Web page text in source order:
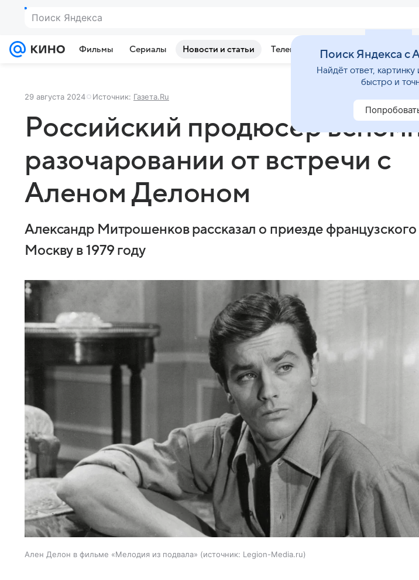
Поиск Яндекса
Фильмы Сериалы Новости и статьи Телепрограмма Звезды
29 августа 2024 Источник: Газета.Ru
Российский продюсер
разочаровании от встречи с
Аленом Делоном
Александр Митрошенков рассказал о приезде французского
Москву в 1979 году
Ален Делон в фильме «Мелодия из подвала» источник: Legion-Media.ru
Поиск Яндекса с
Найдёт ответ,
быстро и